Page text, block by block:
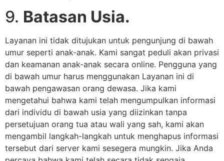
9. Batasan Usia.
Layanan ini tidak ditujukan untuk pengunjung di bawah
umur seperti anak-anak. Kami sangat peduli akan privasi
dan keamanan anak-anak secara online. Pengguna yang
di bawah umur harus menggunakan Layanan ini di
bawah pengawasan orang dewasa. Jika kami
mengetahui bahwa kami telah mengumpulkan informasi
dari individu di bawah usia yang diizinkan tanpa
persetujuan orang tua atau wali yang sah, kami akan
mengambil langkah-langkah untuk menghapus informasi
tersebut dari server kami sesegera mungkin. Jika Anda